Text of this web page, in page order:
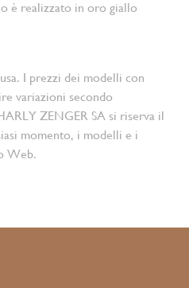
è realizzato in oro giallo
I prezzi dei modelli con
variazioni secondo
ZENGER SA si riserva il
momento, i modelli e i
Web.